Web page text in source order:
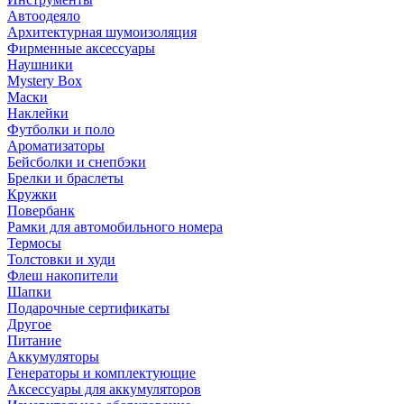
Автоодеяло
Архитектурная шумоизоляция
Фирменные аксессуары
Наушники
Mystery Box
Маски
Наклейки
Футболки и поло
Ароматизаторы
Бейсболки и снепбэки
Брелки и браслеты
Кружки
Повербанк
Рамки для автомобильного номера
Термосы
Толстовки и худи
Флеш накопители
Шапки
Подарочные сертификаты
Другое
Питание
Аккумуляторы
Генераторы и комплектующие
Аксессуары для аккумуляторов